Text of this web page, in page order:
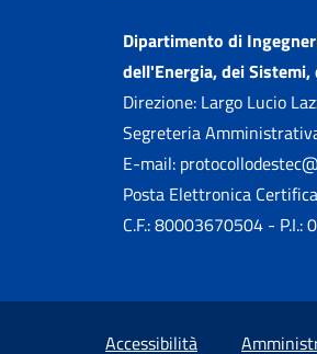
Dipartimento di
dell'Energia, dei
Direzione: Largo Lucio
Segreteria
E-mail:
Posta Elettronica
C.F.: 80003670504 - P.I.:
Small
Sezione Link
Accessibilità